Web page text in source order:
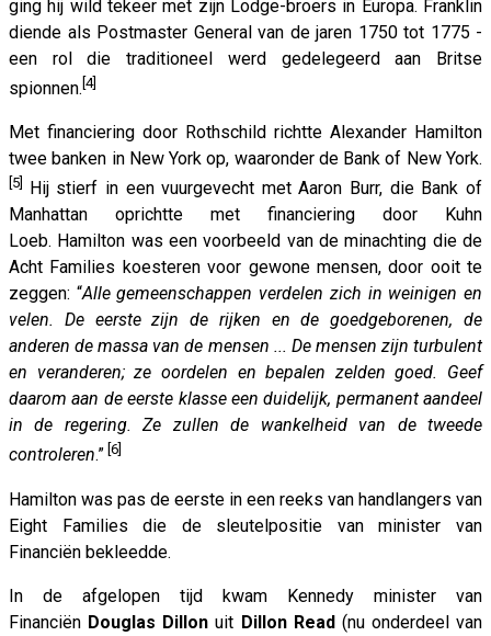
ging hij wild tekeer met zijn Lodge-broers in Europa. Franklin
diende als Postmaster General van de jaren 1750 tot 1775 -
een rol die traditioneel werd gedelegeerd aan Britse
spionnen. [4]
Met financiering door Rothschild richtte Alexander Hamilton
twee banken in New York op, waaronder de Bank of New York.
[5]
Hij stierf in een vuurgevecht met Aaron Burr, die Bank of
Manhattan oprichtte met financiering door Kuhn
Loeb. Hamilton was een voorbeeld van de minachting die de
Acht Families koesteren voor gewone mensen, door ooit te
zeggen: “Alle gemeenschappen verdelen zich in weinigen en
velen. De eerste zijn de rijken en de goedgeborenen, de
anderen de massa van de mensen ... De mensen zijn turbulent
en veranderen; ze oordelen en bepalen zelden goed. Geef
daarom aan de eerste klasse een duidelijk, permanent aandeel
in de regering. Ze zullen de wankelheid van de tweede
controleren.” [6]
Hamilton was pas de eerste in een reeks van handlangers van
Eight Families die de sleutelpositie van minister van
Financiën bekleedde.
In de afgelopen tijd kwam Kennedy minister van
Financiën Douglas Dillon uit Dillon Read(nu onderdeel van